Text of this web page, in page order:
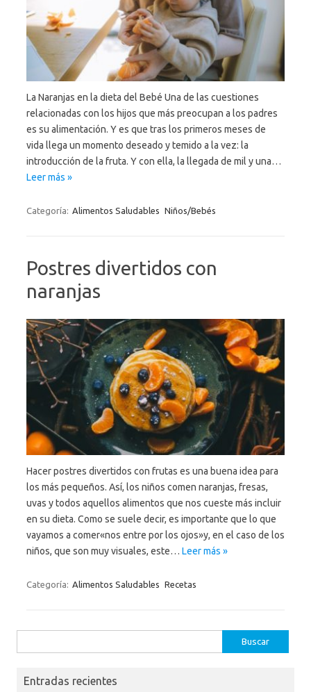
La Naranjas en la dieta del Bebé Una de las cuestiones
relacionadas con los hijos que más preocupan a los padres
es su alimentación. Y es que tras los primeros meses de
vida llega un momento deseado y temido a la vez: la
introducción de la fruta. Y con ella, la llegada de mil y una…
Leer más »
Categoría: Alimentos Saludables Niños/Bebés
Postres divertidos con
naranjas
Hacer postres divertidos con frutas es una buena idea para
los más pequeños. Así, los niños comen naranjas, fresas,
uvas y todos aquellos alimentos que nos cueste más incluir
en su dieta. Como se suele decir, es importante que lo que
vayamos a comer«nos entre por los ojos»y, en el caso de los
niños, que son muy visuales, este… Leer más »
Categoría: Alimentos Saludables Recetas
Entradas recientes